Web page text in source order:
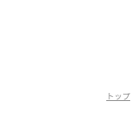
トップ